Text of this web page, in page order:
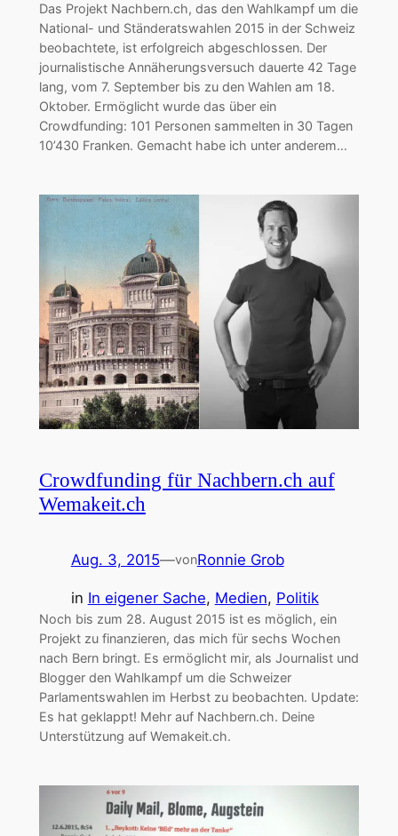
Das Projekt Nachbern.ch, das den Wahlkampf um die
National- und Ständeratswahlen 2015 in der Schweiz
beobachtete, ist erfolgreich abgeschlossen. Der
journalistische Annäherungsversuch dauerte 42 Tage
lang, vom 7. September bis zu den Wahlen am 18.
Oktober. Ermöglicht wurde das über ein
Crowdfunding: 101 Personen sammelten in 30 Tagen
10’430 Franken. Gemacht habe ich unter anderem…
Crowdfunding für Nachbern.ch auf
Wemakeit.ch
Aug. 3, 2015—vonRonnie Grob
in In eigener Sache, Medien, Politik
Noch bis zum 28. August 2015 ist es möglich, ein
Projekt zu finanzieren, das mich für sechs Wochen
nach Bern bringt. Es ermöglicht mir, als Journalist und
Blogger den Wahlkampf um die Schweizer
Parlamentswahlen im Herbst zu beobachten. Update:
Es hat geklappt! Mehr auf Nachbern.ch. Deine
Unterstützung auf Wemakeit.ch.